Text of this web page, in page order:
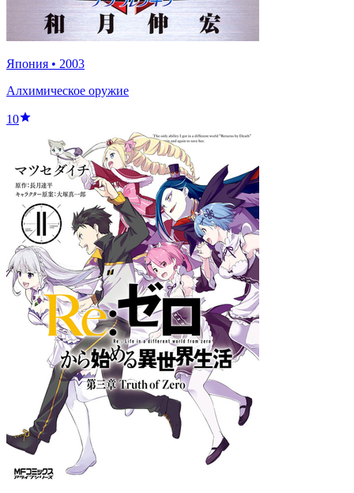
Япония • 2003
Алхимическое оружие
10